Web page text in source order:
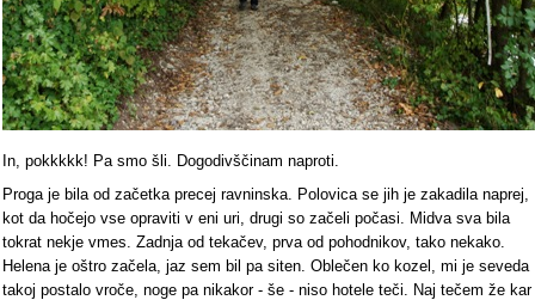
In, pokkkkk! Pa smo šli. Dogodivščinam naproti.
Proga je bila od začetka precej ravninska. Polovica se jih je zakadila naprej,
kot da hočejo vse opraviti v eni uri, drugi so začeli počasi. Midva sva bila
tokrat nekje vmes. Zadnja od tekačev, prva od pohodnikov, tako nekako.
Helena je oštro začela, jaz sem bil pa siten. Oblečen ko kozel, mi je seveda
takoj postalo vroče, noge pa nikakor - še - niso hotele teči. Naj tečem že kar